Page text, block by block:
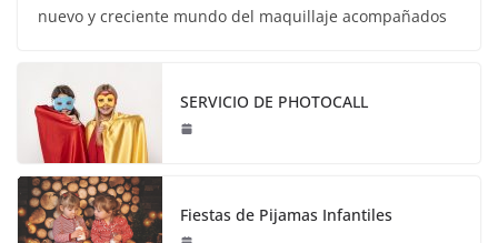
nuevo y creciente mundo del maquillaje acompañados
SERVICIO DE PHOTOCALL
Fiestas de Pijamas Infantiles